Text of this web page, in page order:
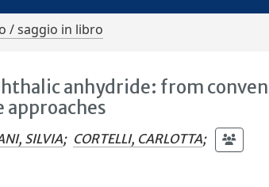
/ saggio in libro
anhydride: from
SILVIA; CORTELLI, CARLOTTA;